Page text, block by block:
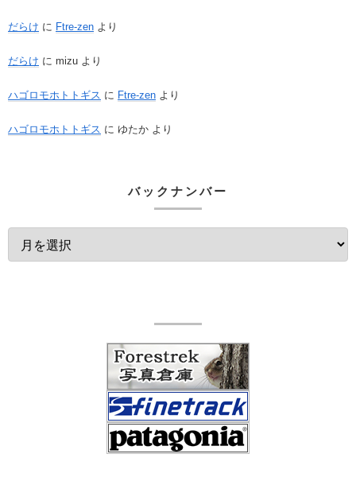
だらけ に Ftre-zen より
だらけ に mizu より
ハゴロモホトトギス に Ftre-zen より
ハゴロモホトトギス に ゆたか より
バックナンバー